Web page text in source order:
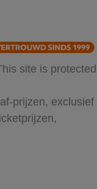
site is protected
prijzen, exclusief